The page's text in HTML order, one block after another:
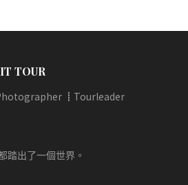
TOUR
┋Tourleader
踏出了一個世界。